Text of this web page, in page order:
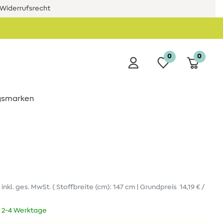
0 0
inkl. ges. MwSt. ( Stoffbreite (cm): 147 cm | Grundpreis 14,19 € /
4 Werktage